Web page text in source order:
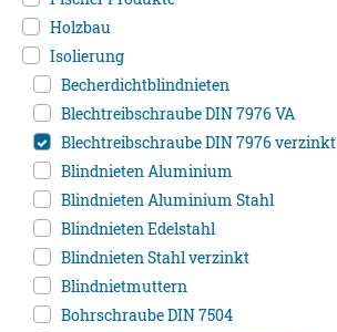
Holzbau
Isolierung
Becherdichtblindnieten
Blechtreibschraube DIN 7976 VA
Blechtreibschraube DIN 7976 verzinkt
Blindnieten Aluminium
Blindnieten Aluminium Stahl
Blindnieten Edelstahl
Blindnieten Stahl verzinkt
Blindnietmuttern
Bohrschraube DIN 7504